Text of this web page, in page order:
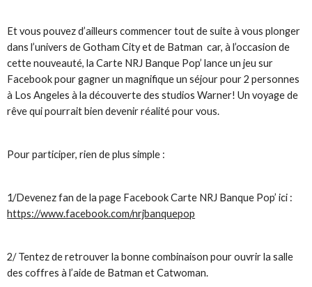
Et vous pouvez d’ailleurs commencer tout de suite à vous plonger
dans l’univers de Gotham City et de Batman car, à l’occasion de
cette nouveauté, la Carte NRJ Banque Pop’ lance un jeu sur
Facebook pour gagner un magnifique un séjour pour 2 personnes
à Los Angeles à la découverte des studios Warner! Un voyage de
rêve qui pourrait bien devenir réalité pour vous.
Pour participer, rien de plus simple :
1/Devenez fan de la page Facebook Carte NRJ Banque Pop’ ici :
https://www.facebook.com/nrjbanquepop
2/ Tentez de retrouver la bonne combinaison pour ouvrir la salle
des coffres à l’aide de Batman et Catwoman.